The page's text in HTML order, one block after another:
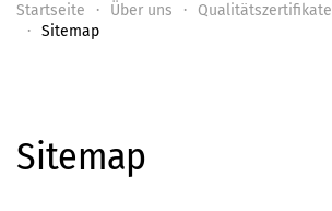
Startseite Über uns Qualitätszertifikate
Sitemap
Sitemap